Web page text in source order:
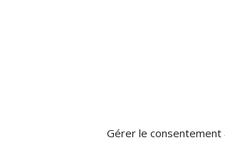
Gérer le consentement